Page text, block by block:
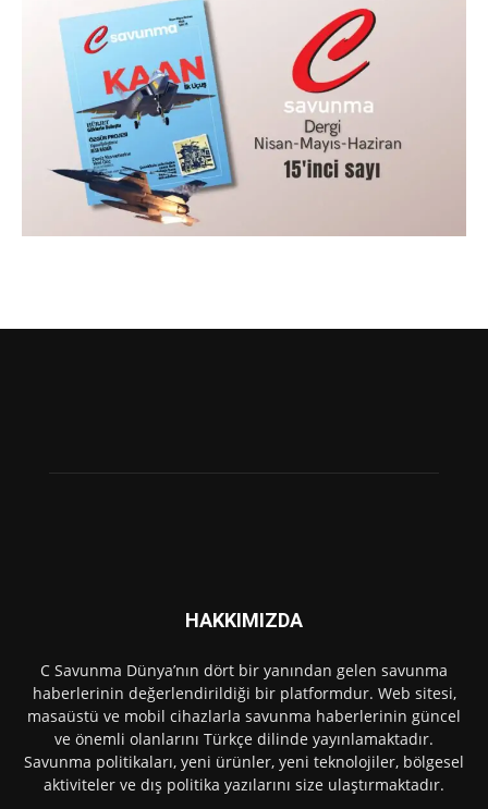
HAKKIMIZDA
C Savunma Dünya’nın dört bir yanından gelen savunma
haberlerinin değerlendirildiği bir platformdur. Web sitesi,
masaüstü ve mobil cihazlarla savunma haberlerinin güncel
ve önemli olanlarını Türkçe dilinde yayınlamaktadır.
Savunma politikaları, yeni ürünler, yeni teknolojiler, bölgesel
aktiviteler ve dış politika yazılarını size ulaştırmaktadır.